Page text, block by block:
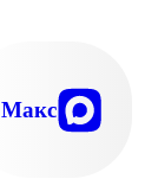
Макс